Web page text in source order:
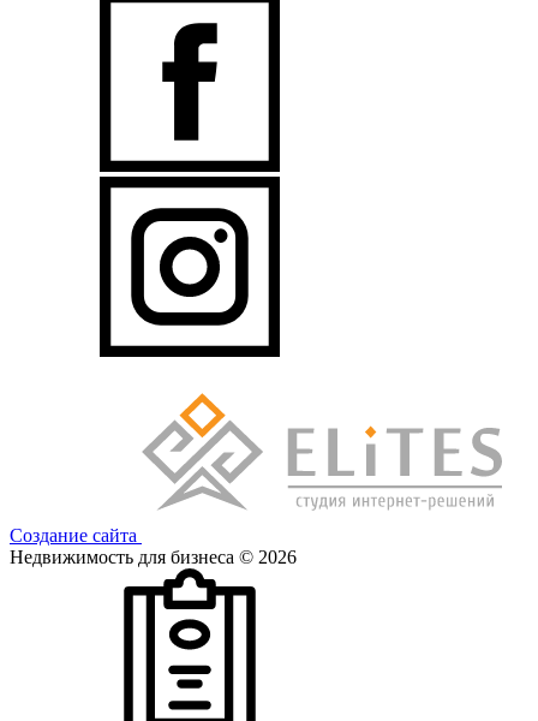
Создание сайта
Недвижимость для бизнеса © 2026